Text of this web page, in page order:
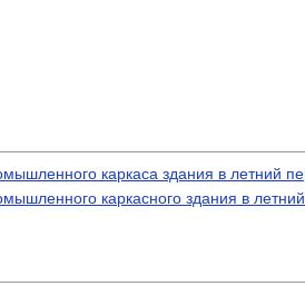
каркаса здания в летний
каркасного здания в